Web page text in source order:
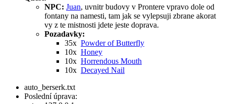
NPC: Juan, uvnitr budovy v Prontere vpravo dole od
fontany na namesti, tam jak se vylepsuji zbrane akorat
vy z te mistnosti jdete jeste doprava.
Pozadavky:
35x Powder of Butterfly
10x Honey
10x Horrendous Mouth
10x Decayed Nail
auto_berserk.txt
Poslední úprava: